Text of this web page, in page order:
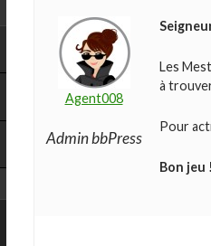
Agent008
Admin bbPress
Les
à
Pour
Bon jeu